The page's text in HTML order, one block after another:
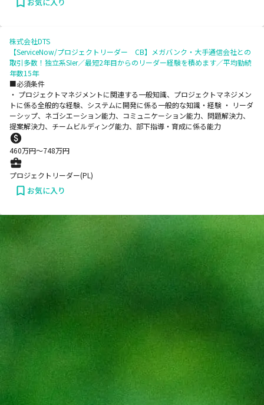
株式会社DTS
【ServiceNow/プロジェクトリーダー CB】メガバンク・大手通信会社との
取引多数！独立系SIer／最短2年目からのリーダー経験を積めます／平均勤続
年数15年
■必須条件
・ プロジェクトマネジメントに関連する一般知識、プロジェクトマネジメン
トに係る全般的な経験、システムに開発に係る一般的な知識・経験 ・ リーダ
ーシップ、ネゴシエーション能力、コミュニケーション能力、問題解決力、
提案解決力、チームビルディング能力、部下指導・育成に係る能力
460万円〜748万円
プロジェクトリーダー(PL)
お気に入り